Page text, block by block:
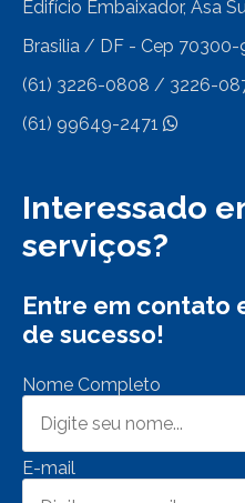
Edifício Embaixador, Asa
Brasilia / DF - Cep 70300-
(61) 3226-0808 / 3226-
(61) 99649-2471
Interessado
serviços?
Entre em contato
de sucesso!
Nome Completo
E-mail